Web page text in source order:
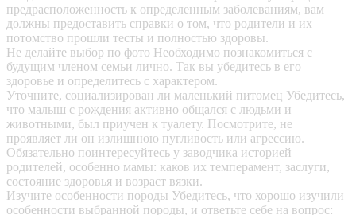
предрасположенность к определенным заболеваниям, вам
должны предоставить справки о том, что родители и их
потомство прошли тесты и полностью здоровы.
Не делайте выбор по фото Необходимо познакомиться с
будущим членом семьи лично. Так вы убедитесь в его
здоровье и определитесь с характером.
Уточните, социализирован ли маленький питомец Убедитесь,
что малыш с рождения активно общался с людьми и
животными, был приучен к туалету. Посмотрите, не
проявляет ли он излишнюю пугливость или агрессию.
Обязательно поинтересуйтесь у заводчика историей
родителей, особенно мамы: каков их темперамент, заслуги,
состояние здоровья и возраст вязки.
Изучите особенности породы Убедитесь, что хорошо изучили
особенности выбранной породы, и ответьте себе на вопрос: